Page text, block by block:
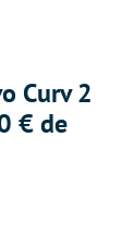
Curv 2
€ de